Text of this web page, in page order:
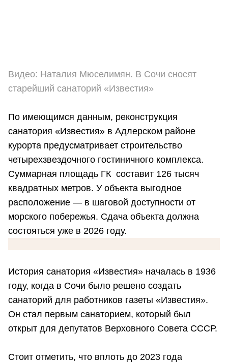
Видео: Наталия Мюселимян. В Сочи сносят
старейший санаторий «Известия»
По имеющимся данным, реконструкция
санатория «Известия» в Адлерском районе
курорта предусматривает строительство
четырехзвездочного гостиничного комплекса.
Суммарная площадь ГК составит 126 тысяч
квадратных метров. У объекта выгодное
расположение — в шаговой доступности от
морского побережья. Сдача объекта должна
состояться уже в 2026 году.
История санатория «Известия» началась в 1936
году, когда в Сочи было решено создать
санаторий для работников газеты «Известия».
Он стал первым санаторием, который был
открыт для депутатов Верховного Совета СССР.
Стоит отметить, что вплоть до 2023 года